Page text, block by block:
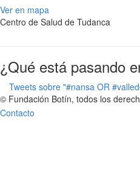
Ver en mapa
Centro de Salud de Tudanca
¿Qué está pasando
Tweets sobre "#nansa OR
© Fundación Botín, todos los
Contacto